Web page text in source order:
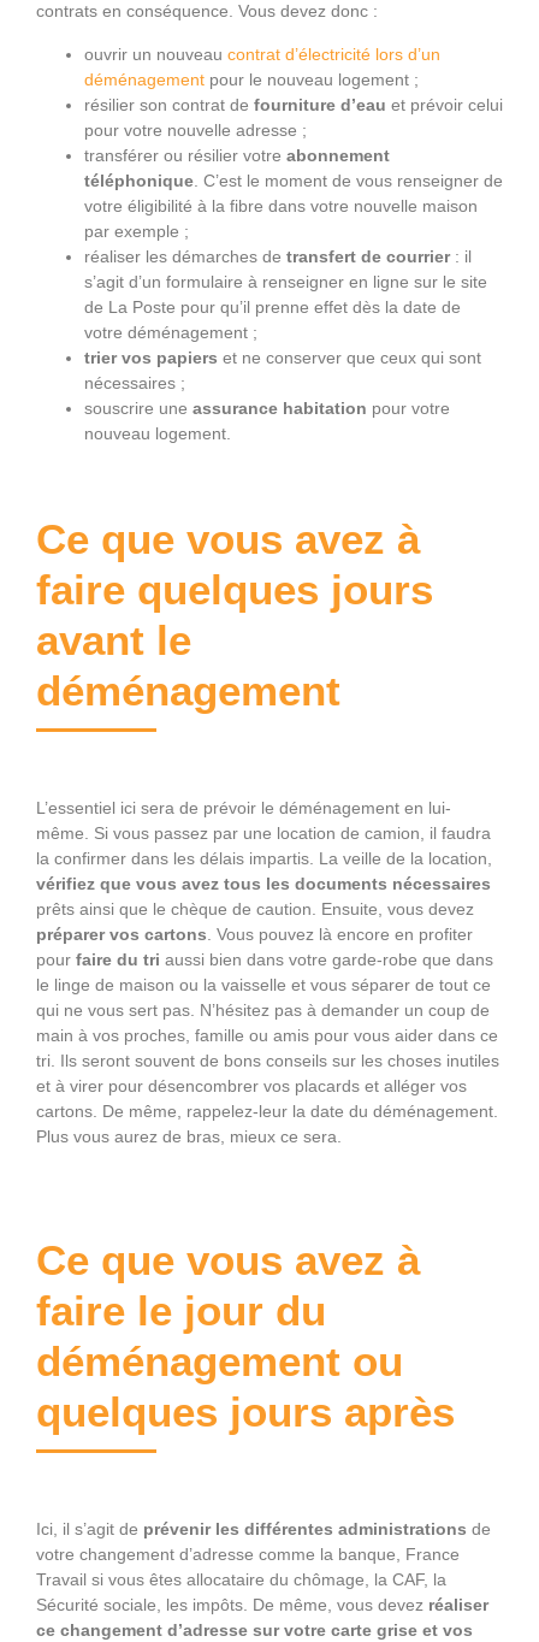
contrats en conséquence. Vous devez donc :
ouvrir un nouveau contrat d’électricité lors d’un
déménagement pour le nouveau logement ;
résilier son contrat de fourniture d’eau et prévoir celui
pour votre nouvelle adresse ;
transférer ou résilier votre abonnement
téléphonique . C’est le moment de vous renseigner de
votre éligibilité à la fibre dans votre nouvelle maison
par exemple ;
réaliser les démarches de transfert de courrier: il
s’agit d’un formulaire à renseigner en ligne sur le site
de La Poste pour qu’il prenne effet dès la date de
votre déménagement ;
trier vos papiers et ne conserver que ceux qui sont
nécessaires ;
souscrire une assurance habitation pour votre
nouveau logement.
Ce que vous avez à
faire quelques jours
avant le
déménagement
L’essentiel ici sera de prévoir le déménagement en lui-
même. Si vous passez par une location de camion, il faudra
la confirmer dans les délais impartis. La veille de la location,
vérifiez que vous avez tous les documents nécessaires
prêts ainsi que le chèque de caution. Ensuite, vous devez
préparer vos cartons . Vous pouvez là encore en profiter
pour faire du tri aussi bien dans votre garde-robe que dans
le linge de maison ou la vaisselle et vous séparer de tout ce
qui ne vous sert pas. N’hésitez pas à demander un coup de
main à vos proches, famille ou amis pour vous aider dans ce
tri. Ils seront souvent de bons conseils sur les choses inutiles
et à virer pour désencombrer vos placards et alléger vos
cartons. De même, rappelez-leur la date du déménagement.
Plus vous aurez de bras, mieux ce sera.
Ce que vous avez à
faire le jour du
déménagement ou
quelques jours après
Ici, il s’agit de prévenir les différentes administrations de
votre changement d’adresse comme la banque, France
Travail si vous êtes allocataire du chômage, la CAF, la
Sécurité sociale, les impôts. De même, vous devez réaliser
ce changement d’adresse sur votre carte grise et vos